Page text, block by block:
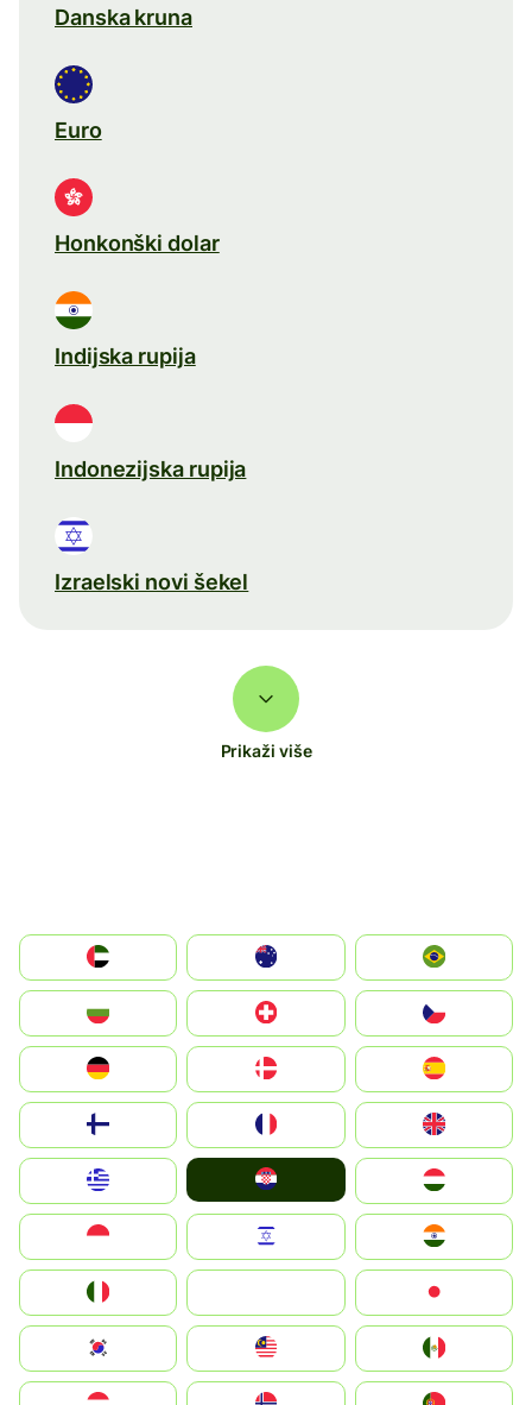
Danska kruna
Euro
Honkonški dolar
Indijska rupija
Indonezijska rupija
Izraelski novi šekel
Prikaži više
الإمارات العربية المتحدة
Switzerland
Deutschland
United Kingdom
Magyarország
South Korea